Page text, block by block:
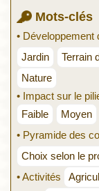
Mots-clés
• Développement
Jardin
Terrain
Nature
• Impact sur le
Faible
Moyen
• Pyramide des
Choix selon le
• Activités